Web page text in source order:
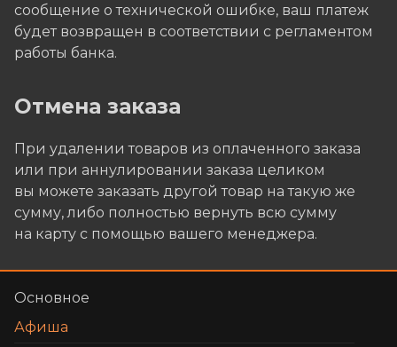
сообщение о технической ошибке, ваш платеж
будет возвращен в соответствии с регламентом
работы банка.
Отмена заказа
При удалении товаров из оплаченного заказа
или при аннулировании заказа целиком
вы можете заказать другой товар на такую же
сумму, либо полностью вернуть всю сумму
на карту с помощью вашего менеджера.
Основное
Афиша